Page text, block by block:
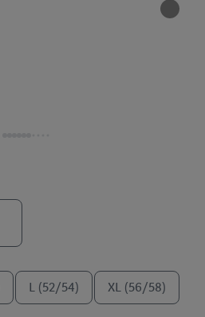
L (52/54) XL (56/58)